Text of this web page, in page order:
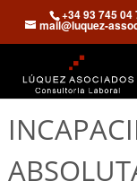
+34 93 745 04
mail@luquez-